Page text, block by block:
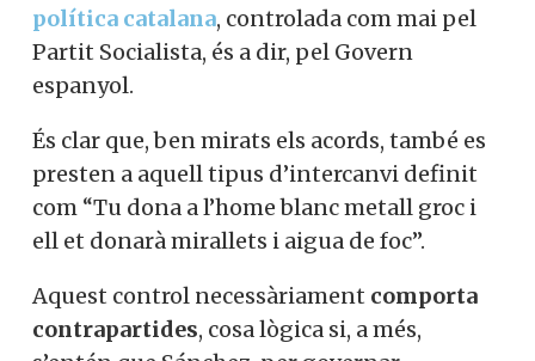
política catalana, controlada com mai pel
Partit Socialista, és a dir, pel Govern
espanyol.
És clar que, ben mirats els acords, també es
presten a aquell tipus d’intercanvi definit
com “Tu dona a l’home blanc metall groc i
ell et donarà mirallets i aigua de foc”.
Aquest control necessàriament comporta
contrapartides, cosa lògica si, a més,